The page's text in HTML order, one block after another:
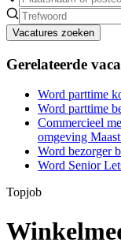
Vacatures zoeken
Gerelateerde
Word parttime
Word parttime
Commercieel
omgeving
Word bezorger
Word Senior
Topjob